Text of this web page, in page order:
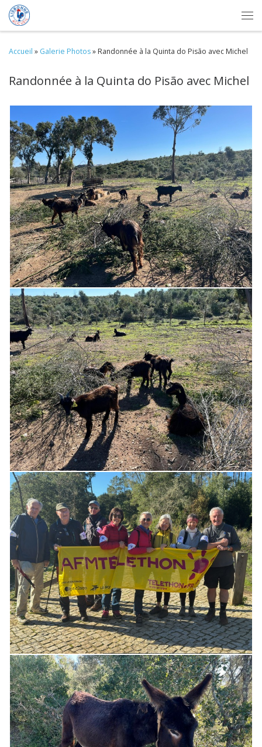
Skip to content
Accueil » Galerie Photos» Randonnée à la Quinta do Pisão avec Michel
Randonnée à la Quinta do Pisão avec Michel